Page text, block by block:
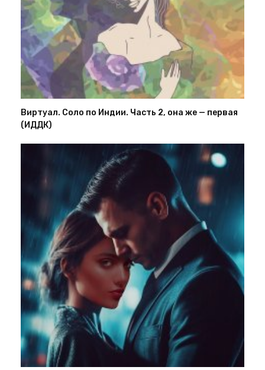
Виртуал. Соло по Индии. Часть 2, она же — первая
(ИДДК)